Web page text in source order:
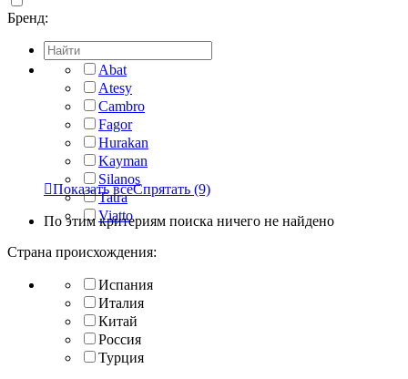
Бренд:
Abat
Atesy
Cambro
Fagor
Hurakan
Kayman
Silanos
Tatra
Viatto
Показать всеСпрятать (9)
По этим критериям поиска ничего не найдено
Страна происхождения:
Испания
Италия
Китай
Россия
Турция